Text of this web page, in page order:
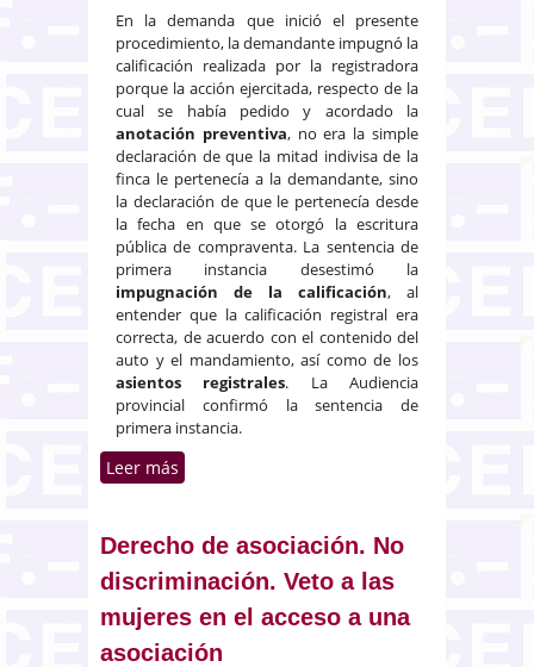
En la demanda que inició el presente
procedimiento, la demandante impugnó la
calificación realizada por la registradora
porque la acción ejercitada, respecto de la
cual se había pedido y acordado la
anotación preventiva, no era la simple
declaración de que la mitad indivisa de la
finca le pertenecía a la demandante, sino
la declaración de que le pertenecía desde
la fecha en que se otorgó la escritura
pública de compraventa. La sentencia de
primera instancia desestimó la
impugnación de la calificación, al
entender que la calificación registral era
correcta, de acuerdo con el contenido del
auto y el mandamiento, así como de los
asientos registrales. La Audiencia
provincial confirmó la sentencia de
primera instancia.
Leer más
Derecho de asociación. No
discriminación. Veto a las
mujeres en el acceso a una
asociación